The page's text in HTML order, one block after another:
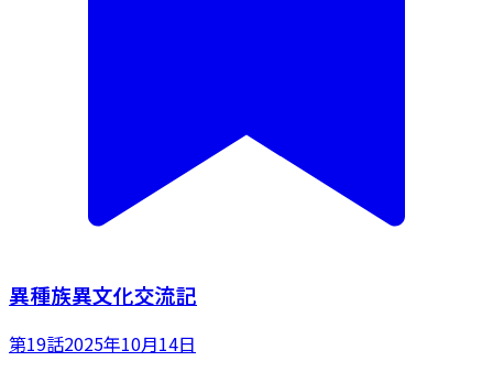
異種族異文化交流記
第19話2025年10月14日